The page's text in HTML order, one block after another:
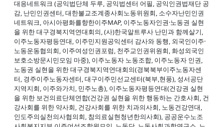
대응네트워크 (공익법단체 두루, 공익법센터 어필, 공익인권법재단 공
감, 난민인권센터, 대한불교조계종사회노동위원회, 소수자난민인권
네트워크, 아시아평화를향한이주MAP, 이주노동자인권·노동권 실현
을 위한 대구경북지역연대회의, (사)한국알트루사 난민과 함께살기,
이주노동자평등연대, 이주민지원공익센터 감사와 동행, 외국인이주·
노동운동협의회, 이주여성인권포럼, 천주교인권위원회, 화성외국인
보호소방문시민모임 마중), 이주노동자 노동조합, 이주노동자 인권,
노동권 실현을 위한 대구경북지역연대회의(경북북부이주노동자센
터, 경주이주노동자센터, 대구이주민선교센터(북부,현풍), 성서공단
지역지회, 이주와가치, 민주노총), 이주노동자평등연대(건강권 실현
을 위한 보건의료단체연합(건강권 실현을 위한 행동하는 간호사회, 건
강사회를 위한 약사회, 건강사회를 위한 치과의사회, 노동건강연대,
인도주의실천의사협의회, 참의료실현청년한의사회), 공공운수노조